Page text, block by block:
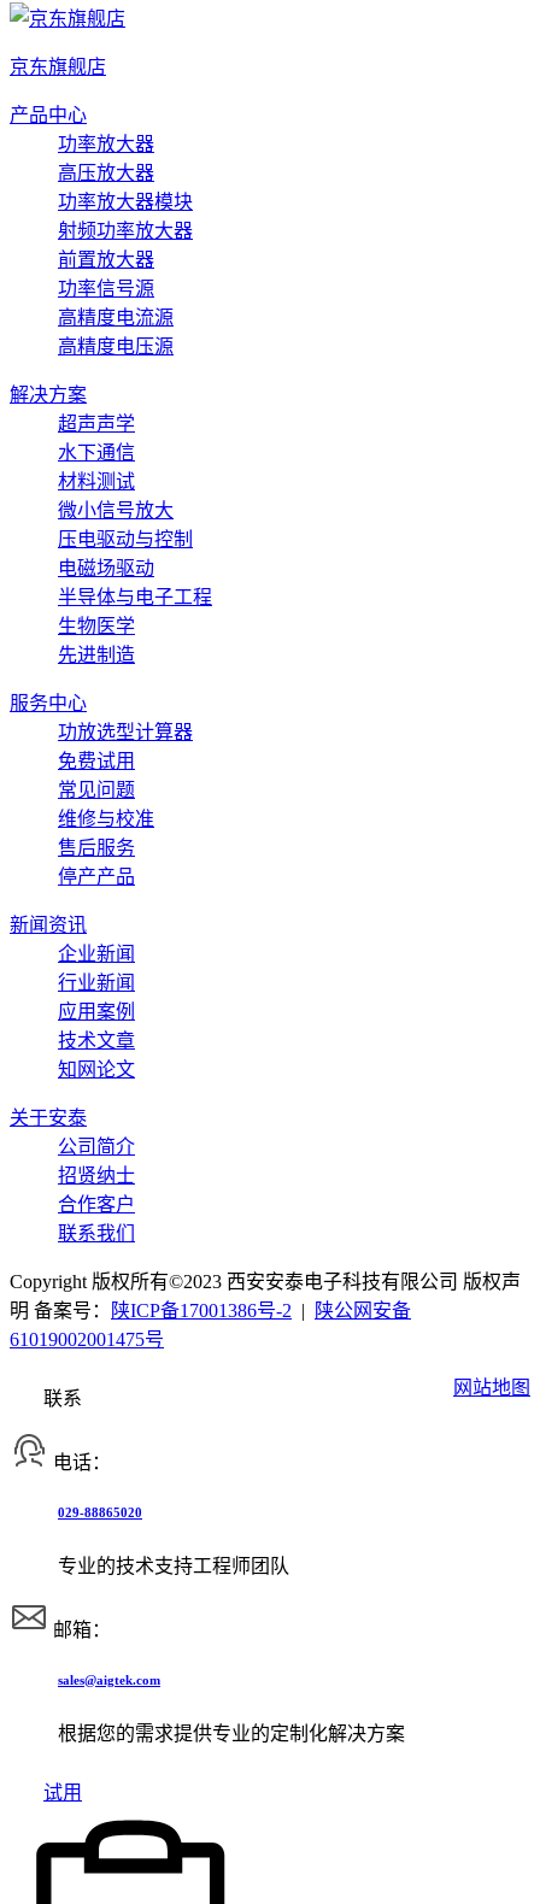
京东旗舰店
产品中心
功率放大器
高压放大器
功率放大器模块
射频功率放大器
前置放大器
功率信号源
高精度电流源
高精度电压源
解决方案
超声声学
水下通信
材料测试
微小信号放大
压电驱动与控制
电磁场驱动
半导体与电子工程
生物医学
先进制造
服务中心
功放选型计算器
免费试用
常见问题
维修与校准
售后服务
停产产品
新闻资讯
企业新闻
行业新闻
应用案例
技术文章
知网论文
关于安泰
公司简介
招贤纳士
合作客户
联系我们
Copyright 版权所有©2023 西安安泰电子科技有限公司 版权声
明 备案号：
陕ICP备17001386号-2 |
陕公网安备
61019002001475号
网站地图
联系
电话：
029-88865020
专业的技术支持工程师团队
邮箱：
sales@aigtek.com
根据您的需求提供专业的定制化解决方案
试用